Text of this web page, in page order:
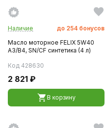
Наличие до 254 бонусов
Масло моторное FELIX 5W40
A3/B4, SN/CF синтетика (4 л)
Код 428630
2 821 ₽
В корзину